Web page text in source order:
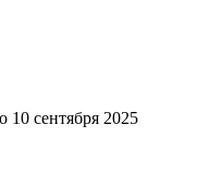
10 сентября 2025